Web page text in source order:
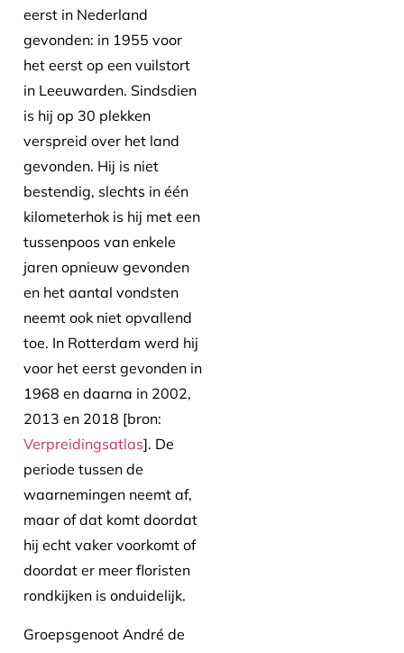
eerst in Nederland
gevonden: in 1955 voor
het eerst op een vuilstort
in Leeuwarden. Sindsdien
is hij op 30 plekken
verspreid over het land
gevonden. Hij is niet
bestendig, slechts in één
kilometerhok is hij met een
tussenpoos van enkele
jaren opnieuw gevonden
en het aantal vondsten
neemt ook niet opvallend
toe. In Rotterdam werd hij
voor het eerst gevonden in
1968 en daarna in 2002,
2013 en 2018 [bron:
Verpreidingsatlas]. De
periode tussen de
waarnemingen neemt af,
maar of dat komt doordat
hij echt vaker voorkomt of
doordat er meer floristen
rondkijken is onduidelijk.
Groepsgenoot André de